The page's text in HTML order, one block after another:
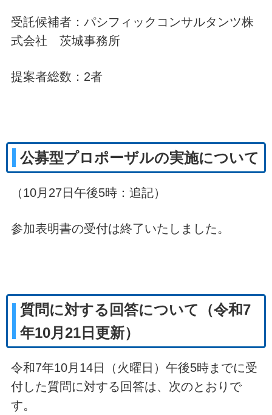
受託候補者：パシフィックコンサルタンツ株
式会社 茨城事務所
提案者総数：2者
公募型プロポーザルの実施について
（10月27日午後5時：追記）
参加表明書の受付は終了いたしました。
質問に対する回答について（令和7
年10月21日更新）
令和7年10月14日（火曜日）午後5時までに受
付した質問に対する回答は、次のとおりで
す。